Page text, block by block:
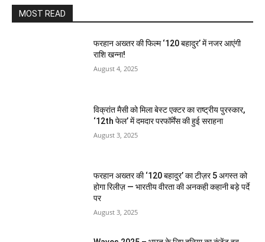
MOST READ
फरहान अख्तर की फिल्म ‘120 बहादुर’ में नजर आएंगी
राशि खन्ना!
August 4, 2025
विक्रांत मैसी को मिला बेस्ट एक्टर का राष्ट्रीय पुरस्कार,
‘12th फेल’ में दमदार परफॉर्मेंस की हुई सराहना
August 3, 2025
फरहान अख्तर की ‘120 बहादुर’ का टीज़र 5 अगस्त को
होगा रिलीज़ — भारतीय वीरता की अनकही कहानी बड़े पर्दे
पर
August 3, 2025